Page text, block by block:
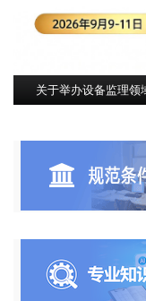
关于举办设备监理领